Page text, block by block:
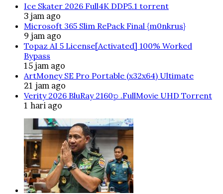
Ice Skater 2026 Full4K DDP5.1 torrent
3 jam ago
Microsoft 365 Slim RePack Final {m0nkrus}
9 jam ago
Topaz AI 5 License[Activated] 100% Worked
Bypass
15 jam ago
ArtMoney SE Pro Portable (x32x64) Ultimate
21 jam ago
Verity 2026 BluRay 2160𝚙 .FullMov𝗂e UHD Torrent
1 hari ago